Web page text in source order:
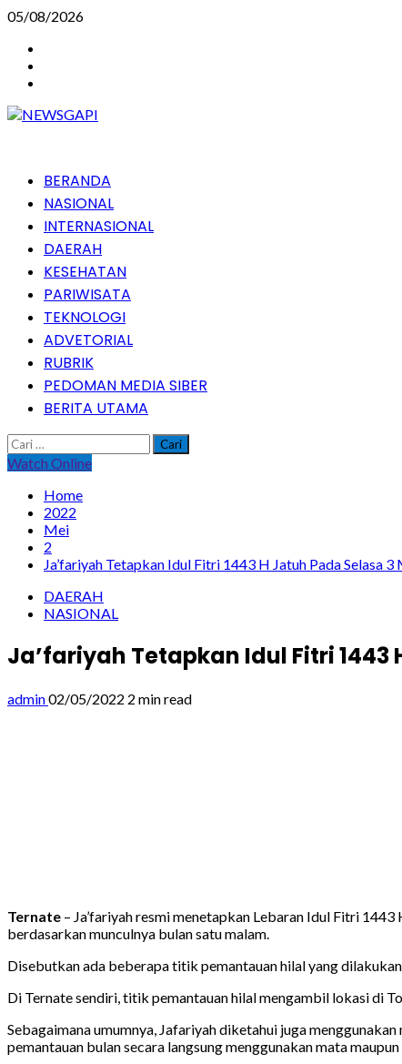
Skip
content
05/08/2026
PrimaryBERANDA
NASIONAL
INTERNASIONAL
DAERAH
KESEHATAN
PARIWISATA
TEKNOLOGI
ADVETORIAL
RUBRIK
PEDOMAN MEDIA SIBER
BERITA UTAMA
Cari
untuk:
Watch Online
Home
2022
Mei
2
Ja’fariyah Tetapkan Idul Fitri 1443 H Jatuh Pada Selasa 3
DAERAH
NASIONAL
Ja’fariyah Tetapkan Idul Fitri 1443
admin02/05/2022 2 min read
Ternate – Ja’fariyah resmi menetapkan Lebaran Idul Fitri
berdasarkan munculnya bulan satu malam.
Disebutkan ada beberapa titik pemantauan hilal yang
Di Ternate sendiri, titik pemantauan hilal mengambil lokasi di
Sebagaimana umumnya, Jafariyah diketahui juga
pemantauan bulan secara langsung menggunakan mata